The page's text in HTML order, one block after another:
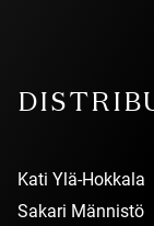
Kati Ylä-Hokkala
Sakari Männistö